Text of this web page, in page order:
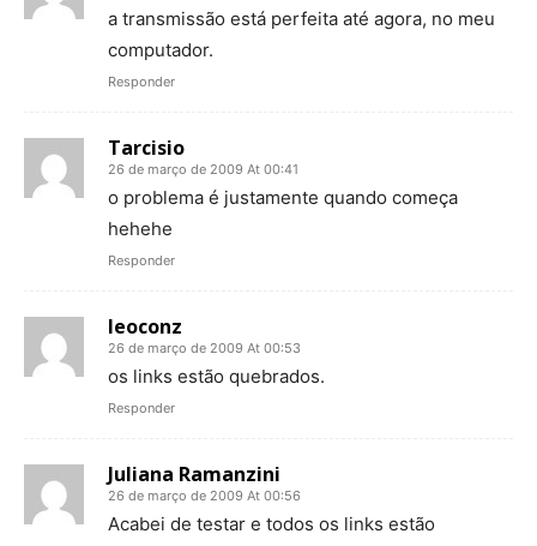
a transmissão está perfeita até agora, no meu
computador.
Responder
Tarcisio
26 de março de 2009 At 00:41
o problema é justamente quando começa
hehehe
Responder
leoconz
26 de março de 2009 At 00:53
os links estão quebrados.
Responder
Juliana Ramanzini
26 de março de 2009 At 00:56
Acabei de testar e todos os links estão